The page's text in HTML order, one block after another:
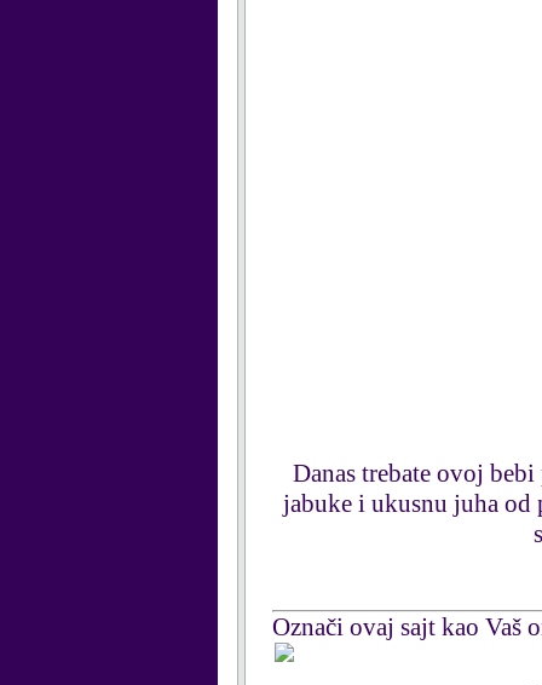
Danas trebate ovoj
jabuke i ukusnu juha od
Označi ovaj sajt kao Vaš